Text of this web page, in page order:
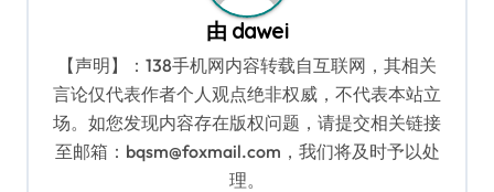
由 dawei
【声明】：138手机网内容转载自互联网，其相关
言论仅代表作者个人观点绝非权威，不代表本站立
场。如您发现内容存在版权问题，请提交相关链接
至邮箱：bqsm@foxmail.com，我们将及时予以处
理。